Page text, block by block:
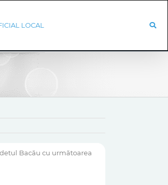
LOCAL
Bacău cu următoarea